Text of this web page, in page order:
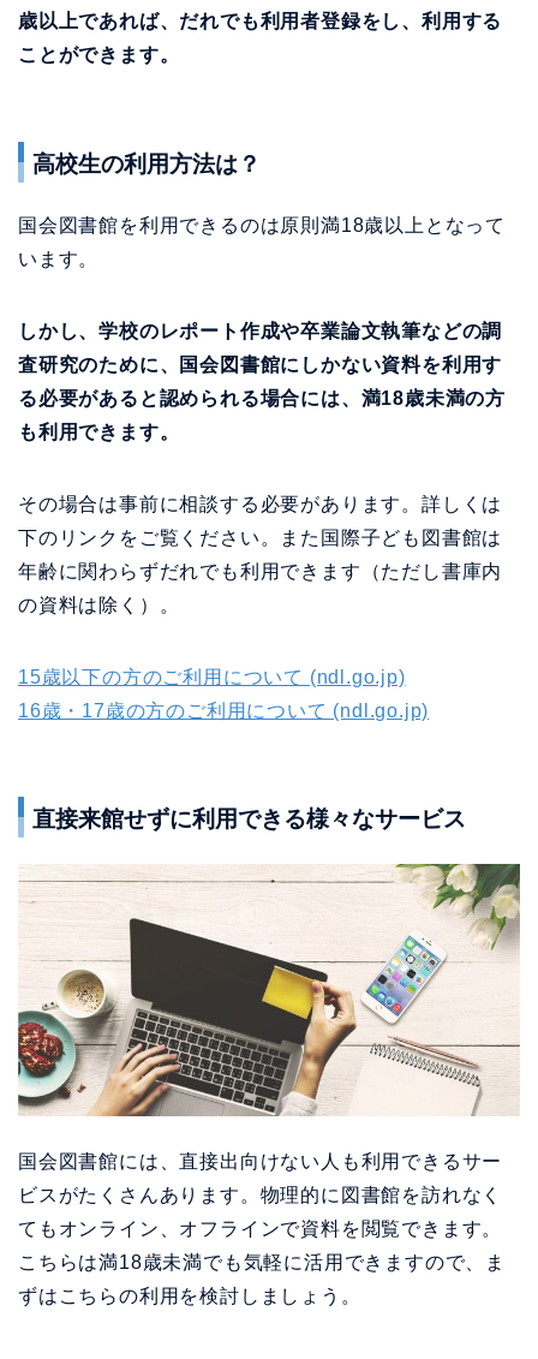
歳以上であれば、だれでも利用者登録をし、利用する
ことができます。
高校生の利用方法は？
国会図書館を利用できるのは原則満18歳以上となって
います。
しかし、学校のレポート作成や卒業論文執筆などの調
査研究のために、国会図書館にしかない資料を利用す
る必要があると認められる場合には、満18歳未満の方
も利用できます。
その場合は事前に相談する必要があります。詳しくは
下のリンクをご覧ください。また国際子ども図書館は
年齢に関わらずだれでも利用できます（ただし書庫内
の資料は除く）。
15歳以下の方のご利用について (ndl.go.jp)
16歳・17歳の方のご利用について (ndl.go.jp)
直接来館せずに利用できる様々なサービス
国会図書館には、直接出向けない人も利用できるサー
ビスがたくさんあります。物理的に図書館を訪れなく
てもオンライン、オフラインで資料を閲覧できます。
こちらは満18歳未満でも気軽に活用できますので、ま
ずはこちらの利用を検討しましょう。